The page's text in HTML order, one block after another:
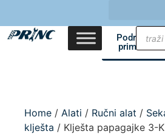
Područja
primene
Home / Alati / Ručni alat /
klješta / Klješta papagajke 3-